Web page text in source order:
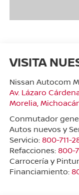
VISITA
Nissan Autocom
Av. Lázaro
Morelia,
Conmutador
Autos nuevos y
Servicio: 800-711-
Refacciones: 800-
Carrocería y
Financiamiento: